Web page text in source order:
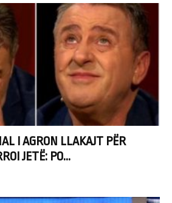
I AGRON LLAKAJT PËR
JETË: PO...